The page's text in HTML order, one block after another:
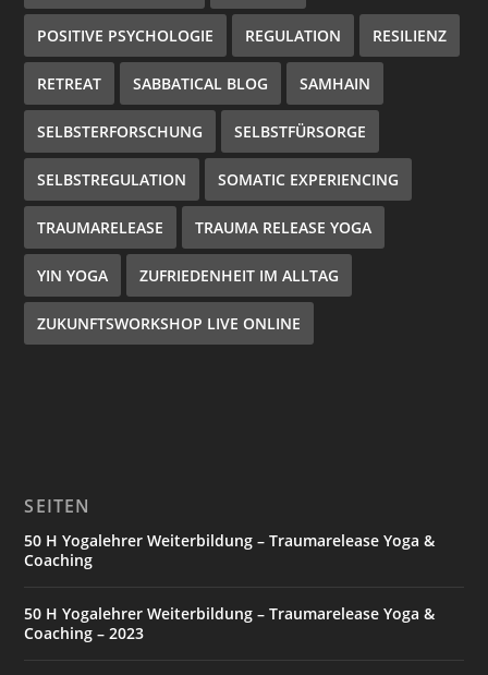
POSITIVE PSYCHOLOGIE REGULATION RESILIENZ
RETREAT SABBATICAL BLOG SAMHAIN
SELBSTERFORSCHUNG SELBSTFÜRSORGE
SELBSTREGULATION SOMATIC EXPERIENCING
TRAUMARELEASE TRAUMA RELEASE YOGA
YIN YOGA ZUFRIEDENHEIT IM ALLTAG
ZUKUNFTSWORKSHOP LIVE ONLINE
SEITEN
50 H Yogalehrer Weiterbildung – Traumarelease Yoga &
Coaching
50 H Yogalehrer Weiterbildung – Traumarelease Yoga &
Coaching – 2023